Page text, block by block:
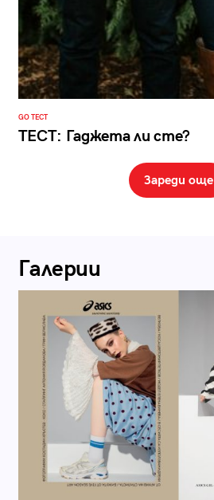
GO ТЕСТ
ТЕСТ: Гаджета ли сте?
Зареди още
Галерии